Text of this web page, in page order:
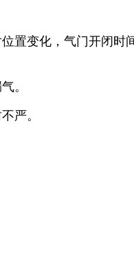
置变化，气门开闭时
。
严。